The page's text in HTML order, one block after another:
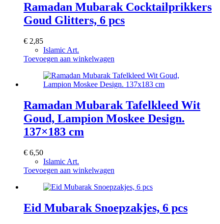
Ramadan Mubarak Cocktailprikkers
Goud Glitters, 6 pcs
€ 2,85
Islamic Art.
Toevoegen aan winkelwagen
Ramadan Mubarak Tafelkleed Wit
Goud, Lampion Moskee Design.
137×183 cm
€ 6,50
Islamic Art.
Toevoegen aan winkelwagen
Eid Mubarak Snoepzakjes, 6 pcs